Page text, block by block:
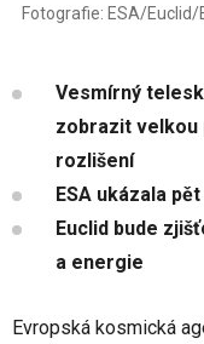
Fotografie: ESA/Euclid/
Vesmírný
zobrazit velkou
rozlišení
ESA ukázala
Euclid bude
a energie
Evropská kosmická